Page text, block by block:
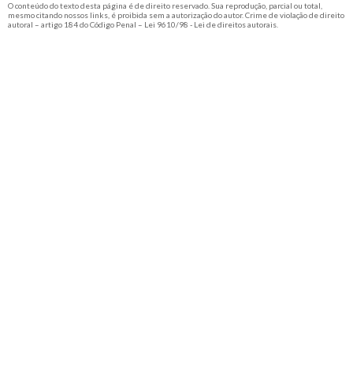
O conteúdo do texto desta página é de direito reservado. Sua reprodução, parcial ou total,
mesmo citando nossos links, é proibida sem a autorização do autor. Crime de violação de direito
autoral – artigo 184 do Código Penal – Lei 9610/98 - Lei de direitos autorais.